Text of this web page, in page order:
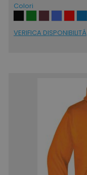
Colori
VERIFICA DISPONIBILITÁ